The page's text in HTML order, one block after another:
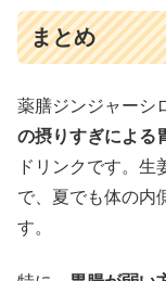
まとめ
薬膳ジンジャーシ
の摂りすぎによる
ドリンクです。
で、夏でも体の内
す。